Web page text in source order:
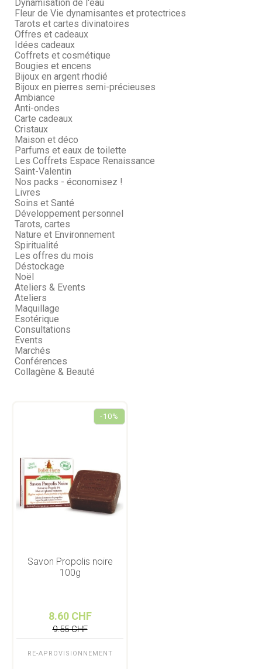
Dynamisation de l'eau
Fleur de Vie dynamisantes et protectrices
Tarots et cartes divinatoires
Offres et cadeaux
Idées cadeaux
Coffrets et cosmétique
Bougies et encens
Bijoux en argent rhodié
Bijoux en pierres semi-précieuses
Ambiance
Anti-ondes
Carte cadeaux
Cristaux
Maison et déco
Parfums et eaux de toilette
Les Coffrets Espace Renaissance
Saint-Valentin
Nos packs - économisez !
Livres
Soins et Santé
Développement personnel
Tarots, cartes
Nature et Environnement
Spiritualité
Les offres du mois
Déstockage
Noël
Ateliers & Events
Ateliers
Maquillage
Esotérique
Consultations
Events
Marchés
Conférences
Collagène & Beauté
-10%
Savon Propolis noire
100g
8.60 CHF
9.55 CHF
RE-APROVISIONNEMENT